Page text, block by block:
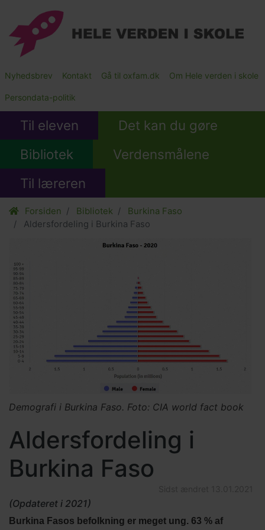
hovedindhold
Main
Submenu
Nyhedsbrev Kontakt Gå til oxfam.dk Om Hele verden i skole
Persondata-politik
Til eleven
Det kan du gøre
Bibliotek
Verdensmålene
Til læreren
Forsiden Bibliotek
Burkina Faso
Aldersfordeling i Burkina Faso
Demografi i Burkina Faso. Foto: CIA world fact book
Aldersfordeling i
Burkina Faso
(Opdateret i 2021)
Burkina Fasos befolkning er meget ung. 63 % af